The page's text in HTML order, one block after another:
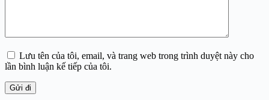
Lưu tên của tôi, email, và trang web trong trình duyệt này cho
lần bình luận kế tiếp của tôi.
Gửi đi